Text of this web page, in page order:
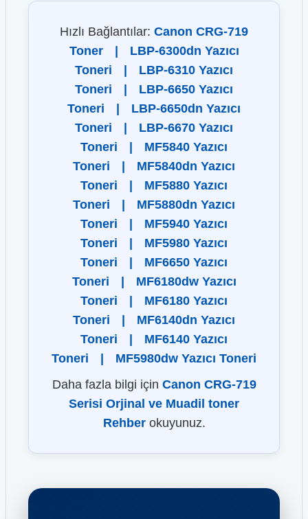
Hızlı Bağlantılar: Canon CRG-719
Toner
LBP-6300dn Yazıcı
Toneri
LBP-6310 Yazıcı
Toneri
LBP-6650 Yazıcı
Toneri
LBP-6650dn Yazıcı
Toneri
LBP-6670 Yazıcı
Toneri
MF5840 Yazıcı
Toneri
MF5840dn Yazıcı
Toneri
MF5880 Yazıcı
Toneri
MF5880dn Yazıcı
Toneri
MF5940 Yazıcı
Toneri
MF5980 Yazıcı
Toneri
MF6650 Yazıcı
Toneri
MF6180dw Yazıcı
Toneri
MF6180 Yazıcı
Toneri
MF6140dn Yazıcı
Toneri
MF6140 Yazıcı
Toneri
MF5980dw Yazıcı Toneri
Daha fazla bilgi için Canon CRG-719
Serisi Orjinal ve Muadil toner
Rehberokuyunuz.